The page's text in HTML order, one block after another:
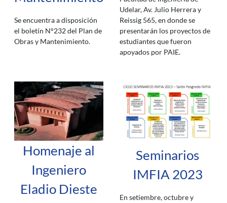
Se encuentra a disposición
el boletín N°232 del Plan de
Obras y Mantenimiento.
Udelar, Av. Julio Herrera y
Reissig 565, en donde se
presentarán los proyectos de
estudiantes que fueron
apoyados por PAIE.
Homenaje al
Ingeniero
Eladio Dieste
Seminarios
IMFIA 2023
En setiembre, octubre y